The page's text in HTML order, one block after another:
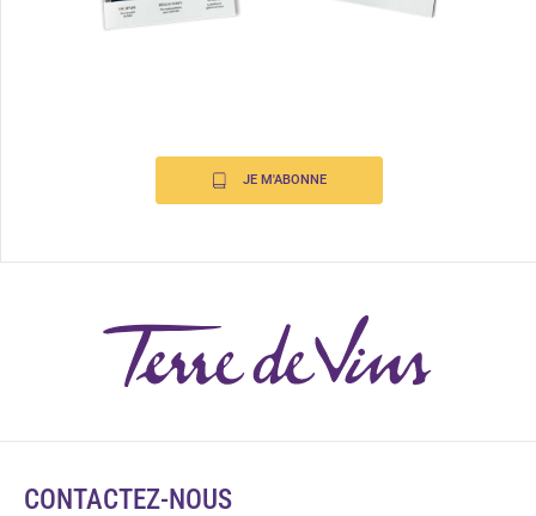
JE M'ABONNE
CONTACTEZ-NOUS